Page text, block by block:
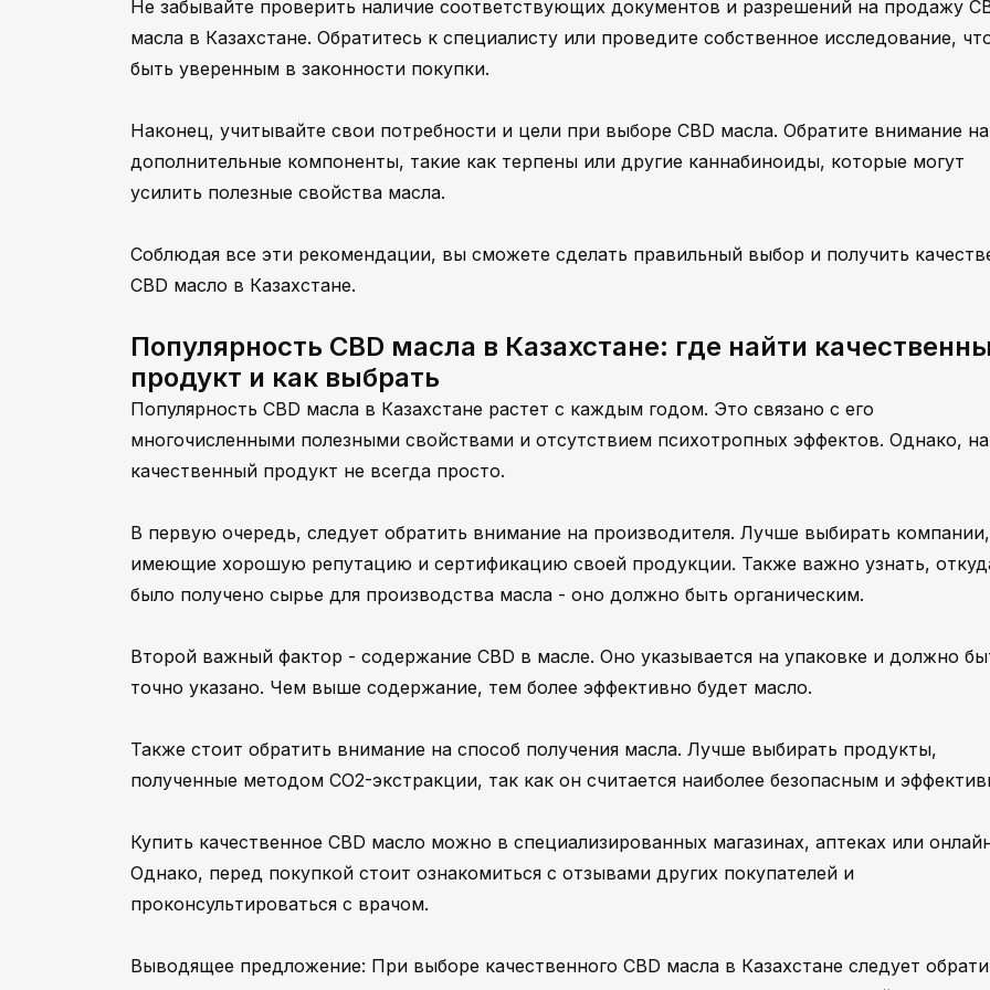
Не забывайте проверить наличие соответствующих документов и разрешений на продажу
масла в Казахстане. Обратитесь к специалисту или проведите собственное исследование,
быть уверенным в законности покупки.
Наконец, учитывайте свои потребности и цели при выборе CBD масла. Обратите внимание на
дополнительные компоненты, такие как терпены или другие каннабиноиды, которые могут
усилить полезные свойства масла.
Соблюдая все эти рекомендации, вы сможете сделать правильный выбор и получить
CBD масло в Казахстане.
Популярность CBD масла в Казахстане: где найти
продукт и как выбрать
Популярность CBD масла в Казахстане растет с каждым годом. Это связано с его
многочисленными полезными свойствами и отсутствием психотропных эффектов. Однако,
качественный продукт не всегда просто.
В первую очередь, следует обратить внимание на производителя. Лучше выбирать компании,
имеющие хорошую репутацию и сертификацию своей продукции. Также важно узнать,
было получено сырье для производства масла - оно должно быть органическим.
Второй важный фактор - содержание CBD в масле. Оно указывается на упаковке и должно
точно указано. Чем выше содержание, тем более эффективно будет масло.
Также стоит обратить внимание на способ получения масла. Лучше выбирать продукты,
полученные методом CO2-экстракции, так как он считается наиболее безопасным и
Купить качественное CBD масло можно в специализированных магазинах, аптеках или
Однако, перед покупкой стоит ознакомиться с отзывами других покупателей и
проконсультироваться с врачом.
Выводящее предложение: При выборе качественного CBD масла в Казахстане следует